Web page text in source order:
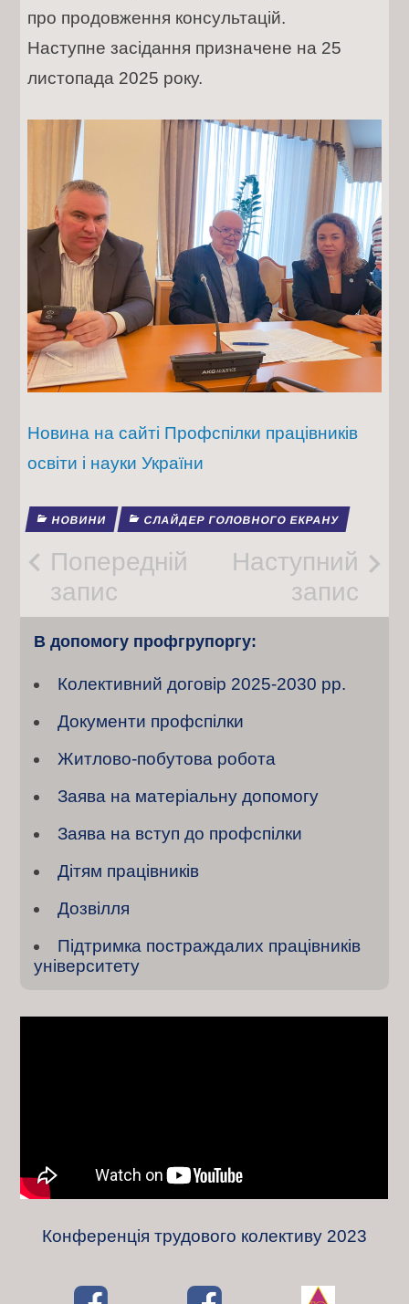
про продовження консультацій.
Наступне засідання призначене на 25
листопада 2025 року.
Новина на сайті Профспілки працівників
освіти і науки України
НОВИНИ СЛАЙДЕР ГОЛОВНОГО ЕКРАНУ
Post
navigation
Попередній
запис
Наступний
запис
В допомогу профгрупоргу:
Колективний договiр 2025-2030 рр.
Документи профспілки
Житлово-побутова робота
Заява на матеріальну допомогу
Заява на вступ до профспілки
Дітям працівників
Дозвілля
Підтримка постраждалих працівників
університету
Конференція трудового колективу 2023